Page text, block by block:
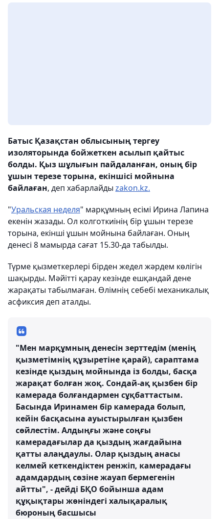
Батыс Қазақстан облысының тергеу
изоляторында бойжеткен асылып қайтыс
болды. Қыз шұлығын пайдаланған, оның бір
ұшын терезе торына, екіншісі мойнына
байлаған, деп хабарлайды zakon.kz.
"Уральская неделя" марқұмның есімі Ирина Лапина
екенін жазады. Ол колготкиінің бір ұшын терезе
торына, екінші ұшын мойнына байлаған. Оның
денесі 8 мамырда сағат 15.30-да табылды.
Түрме қызметкерлері бірден жедел жәрдем көлігін
шақырды. Мәйітті қарау кезінде ешқандай дене
жарақаты табылмаған. Өлімнің себебі механикалық
асфиксия деп аталды.
"Мен марқұмның денесін зерттедім (менің
қызметімнің құзыретіне қарай), сараптама
кезінде қыздың мойнында із болды, басқа
жарақат болған жоқ. Сондай-ақ қызбен бір
камерада болғандармен сұқбаттастым.
Басында Иринамен бір камерада болып,
кейін басқасына ауыстырылған қызбен
сөйлестім. Алдыңғы және соңғы
камерадағылар да қыздың жағдайына
қатты алаңдаулы. Олар қыздың анасы
келмей кеткендіктен ренжіп, камерадағы
адамдардың сөзіне жауап бермегенін
айтты", - дейді БҚО бойынша адам
құқықтары жөніндегі халықаралық
бюроның басшысы